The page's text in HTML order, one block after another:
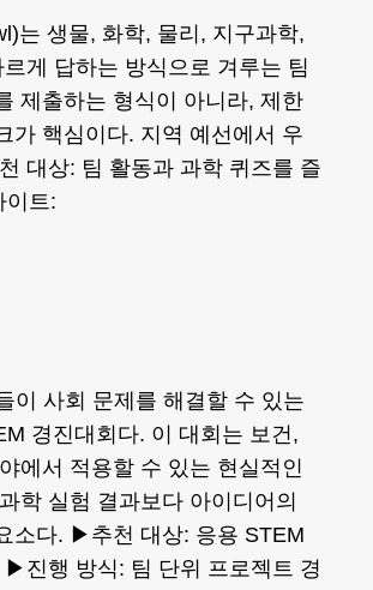
는 생물, 화학, 물리, 지구과학,
게 답하는 방식으로 겨루는 팀
제출하는 형식이 아니라, 제한
가 핵심이다. 지역 예선에서 우
대상: 팀 활동과 과학 퀴즈를 즐
트:
이 사회 문제를 해결할 수 있는
경진대회다. 이 대회는 보건,
에서 적용할 수 있는 현실적인
학 실험 결과보다 아이디어의
소다. ▶추천 대상: 응용 STEM
진행 방식: 팀 단위 프로젝트 경